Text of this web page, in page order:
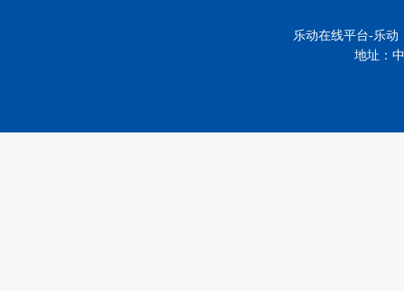
乐动在线平台-乐动
地址：